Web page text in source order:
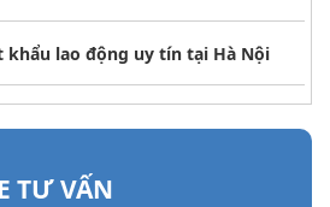
khẩu lao động uy tín tại Hà Nội
TƯ VẤN